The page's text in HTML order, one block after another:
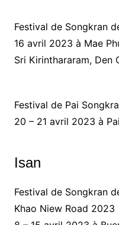
Festival de Songkran
16 avril 2023 à Mae
Sri Kirinthararam, Den
Festival de Pai
20 – 21 avril 2023 à
Isan
Festival de Songkran
Khao Niew Road 2023